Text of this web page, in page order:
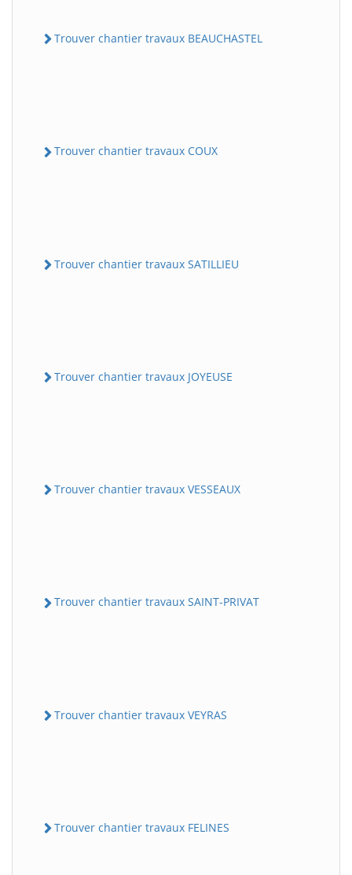
Trouver chantier travaux BEAUCHASTEL
Trouver chantier travaux COUX
Trouver chantier travaux SATILLIEU
Trouver chantier travaux JOYEUSE
Trouver chantier travaux VESSEAUX
Trouver chantier travaux SAINT-PRIVAT
Trouver chantier travaux VEYRAS
Trouver chantier travaux FELINES